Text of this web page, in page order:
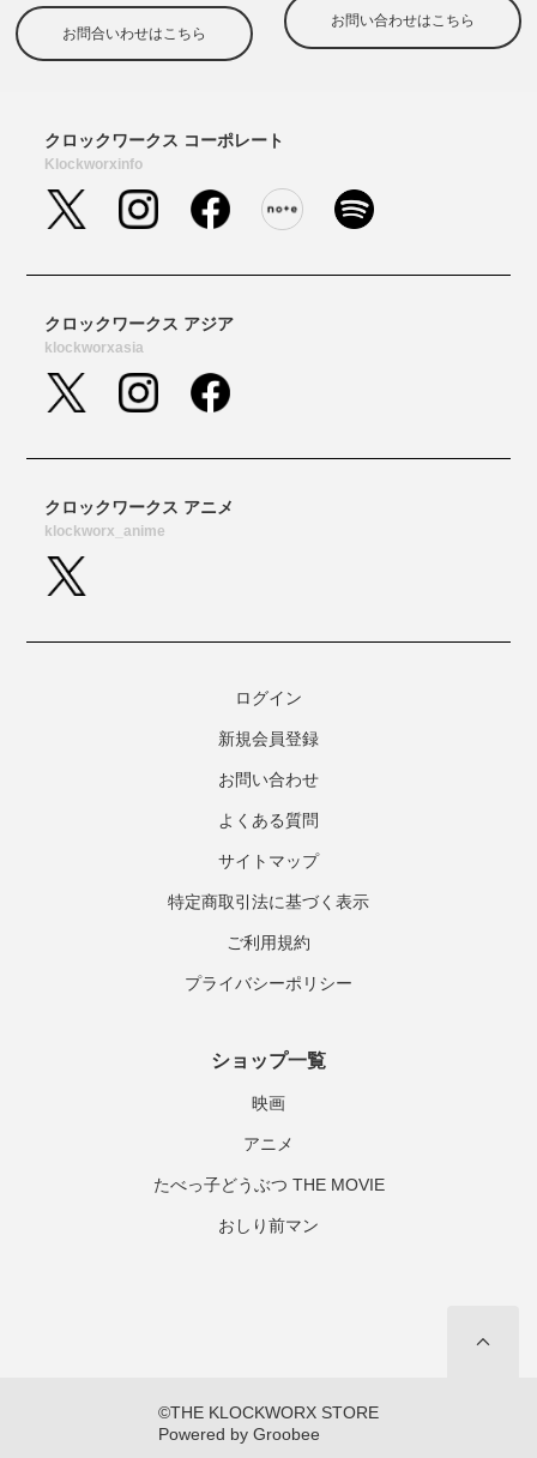
ログイン
新規会員登録
お問い合わせ
よくある質問
サイトマップ
特定商取引法に基づく表示
ご利用規約
プライバシーポリシー
ショップ一覧
映画
アニメ
たべっ子どうぶつ THE MOVIE
おしり前マン
©THE KLOCKWORX STORE
Powered by Groobee